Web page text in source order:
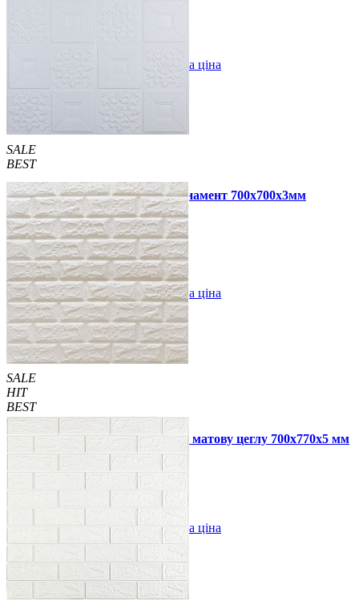
Купити В закладки Оптова ціна
SALE
BEST
Самоклеюча 3D панель біла орнамент 700x700x3мм
59 грн./шт 160 грн. /шт
Купити В закладки Оптова ціна
SALE
HIT
BEST
Самоклеюча 3D панель під білу матову цеглу 700x770x5 мм
79 грн. /шт 130 грн. /шт
Купити В закладки Оптова ціна